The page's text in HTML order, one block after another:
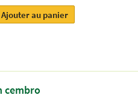
Ajouter au panier
cembro